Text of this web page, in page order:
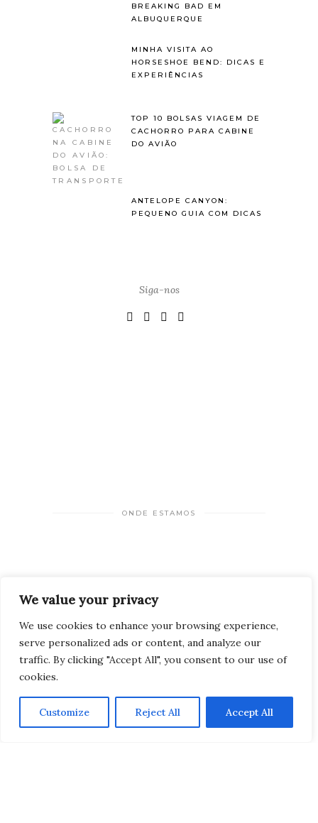
We value your privacy
We use cookies to enhance your browsing experience,
serve personalized ads or content, and analyze our
traffic. By clicking "Accept All", you consent to our use of
cookies.
Customize Reject All Accept All
BREAKING BAD EM
ALBUQUERQUE
MINHA VISITA AO
HORSESHOE BEND: DICAS E
EXPERIÊNCIAS
TOP 10 BOLSAS VIAGEM DE
CACHORRO PARA CABINE
DO AVIÃO
ANTELOPE CANYON:
PEQUENO GUIA COM DICAS
Siga-nos
ONDE ESTAMOS
PINTEREST